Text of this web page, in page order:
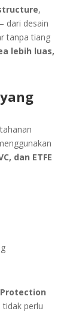
,
dari desain
tanpa tiang
lebih luas,
dan ETFE
Protection
tidak perlu